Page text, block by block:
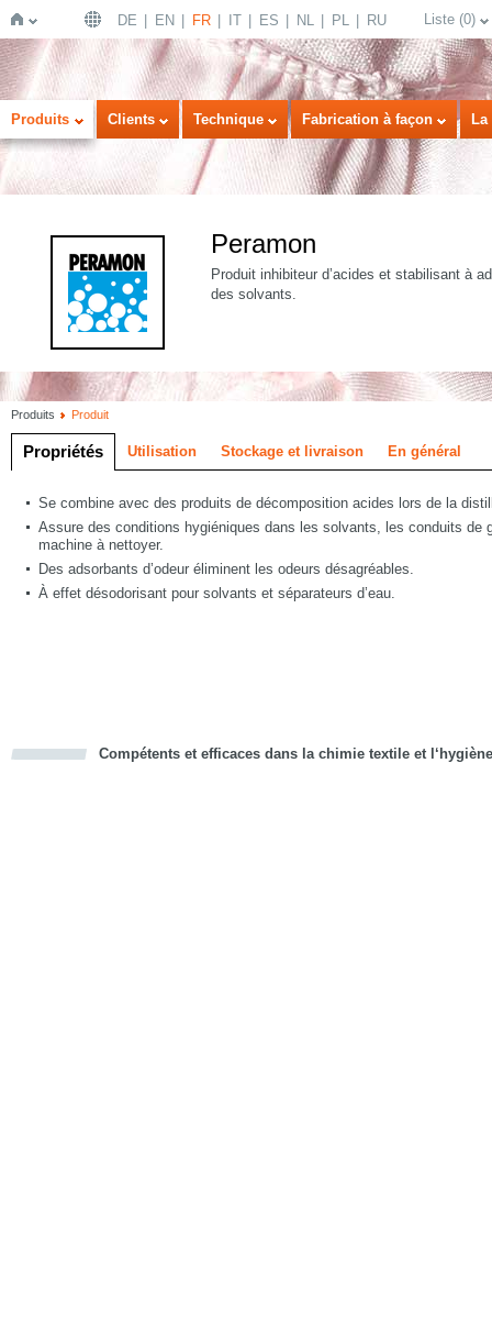
Page
DE EN FR IT ES NL PL RU Liste (0)
Produits Clients Technique Fabrication à façon
Peramon
Produit inhibiteur d’acides et stabilisant à
des solvants.
Produits Produit
Propriétés Utilisation Stockage et livraison En général
Se combine avec des produits de décomposition acides lors de la
Assure des conditions hygiéniques dans les solvants, les conduits de
machine à nettoyer.
Des adsorbants d’odeur éliminent les odeurs désagréables.
À effet désodorisant pour solvants et séparateurs d’eau.
Compétents et efficaces dans la chimie textile et l‘hygiène